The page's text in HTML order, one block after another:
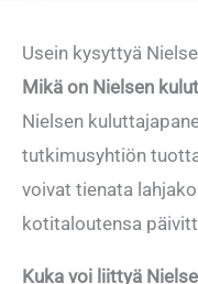
Usein kysyttyä
Mikä on Nielsen
Nielsen
tutkimusyhtiön
voivat tienata
kotitaloutensa
Kuka voi liittyä